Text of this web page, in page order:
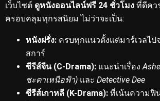
เว็บไซต์ ดูหนังออนไลน์ฟรี 24 ชั่วโมง ที่ดีคว
ครอบคลุมทุกรสนิยม ไม่ว่าจะเป็น:
หนังฝรั่ง: ครบทุกแนวตั้งแต่มาร์เวลไป
สการ์
ซีรีส์จีน (C-Drama): แนะนำเรื่อง
ชะตาเหนือฟ้า) และ Detective Dee
ซีรีส์เกาหลี (K-Drama): ที่เน้นความฟิ